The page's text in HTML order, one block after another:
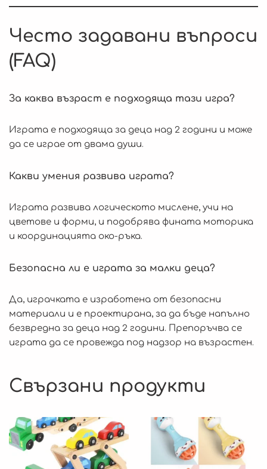
Често задавани въпроси
(FAQ)
За каква възраст е подходяща тази игра?
Играта е подходяща за деца над 2 години и може
да се играе от двама души.
Какви умения развива играта?
Играта развива логическото мислене, учи на
цветове и форми, и подобрява фината моторика
и координацията око-ръка.
Безопасна ли е играта за малки деца?
Да, играчката е изработена от безопасни
материали и е проектирана, за да бъде напълно
безвредна за деца над 2 години. Препоръчва се
играта да се провежда под надзор на възрастен.
Свързани продукти